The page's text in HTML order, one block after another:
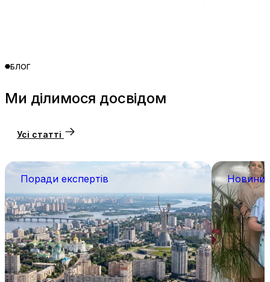
БЛОГ
Ми ділимося досвідом
Усі статті
Поради експертів Новини